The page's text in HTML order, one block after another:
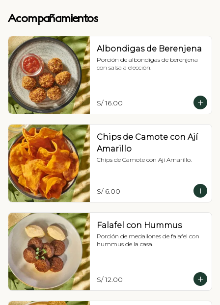
Acompañamientos
Albondigas de Berenjena
Porción de albondigas de berenjena
con salsa a elección.
S/ 16.00
Chips de Camote con Ají
Amarillo
Chips de Camote con Ají Amarillo.
S/ 6.00
Falafel con Hummus
Porción de medallones de falafel con
hummus de la casa.
S/ 12.00